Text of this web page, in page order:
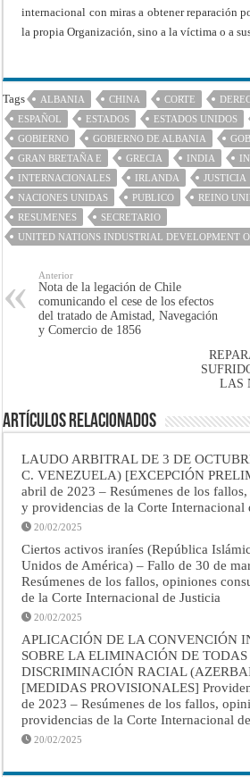
internacional con miras a obtener reparación
la propia Organización, sino a la víctima o a
Tags ALBANIA CHINA CORTE
ESPAÑOL
ESTADOS ESTADOS UNIDOS
GOBIERNO
GOBIERNO DE ALBANIA
GRAN BRETAÑA E
GRECIA INDIA
INTERNACIONALES
IRLANDA JUSTICIA
NACIONES UNIDAS
PUBLICO REINO
RESUMENES
SECRETARIO
UNITED NATIONS INDUSTRIAL DEVELOPMENT
Anterior
Nota de la legación de Chile
comunicando el cese de los efectos
del tratado de Amistad, Na­vegación
y Comercio de 1856
LAS
Artículos Relacionados
LAUDO ARBITRAL DE 3 DE
C. VENEZUELA) [EXCEPCIÓN
abril de 2023 – Resúmenes de los
y providencias de la Corte Internacional
20/02/2025
Ciertos activos iraníes (República
Unidos de América) – Fallo de 30 de
Resúmenes de los fallos, opiniones
de la Corte Internacional de Justicia
20/02/2025
APLICACIÓN DE LA CONVENCIÓN
SOBRE LA ELIMINACIÓN DE
DISCRIMINACIÓN RACIAL
[MEDIDAS PROVISIONALES]
de 2023 – Resúmenes de los fallos,
providencias de la Corte Internacional
20/02/2025